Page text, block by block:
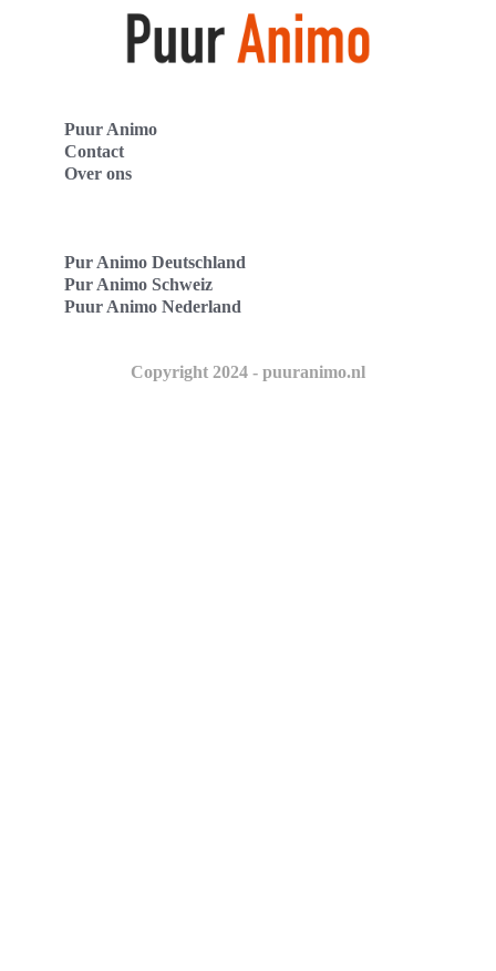
Puur Animo
Contact
Over ons
Pur Animo Deutschland
Pur Animo Schweiz
Puur Animo Nederland
Copyright 2024 - puuranimo.nl